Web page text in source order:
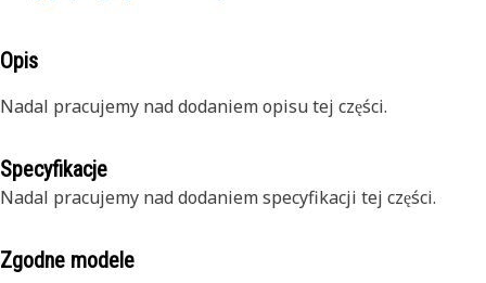
Opis
Nadal pracujemy nad dodaniem opisu tej części.
Specyfikacje
Nadal pracujemy nad dodaniem specyfikacji tej części.
Zgodne modele